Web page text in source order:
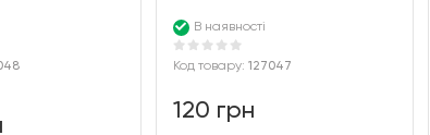
В наявності
Код товару: 127047
120 грн